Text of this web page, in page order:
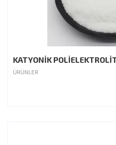
KATYONİK
ÜRÜNLER